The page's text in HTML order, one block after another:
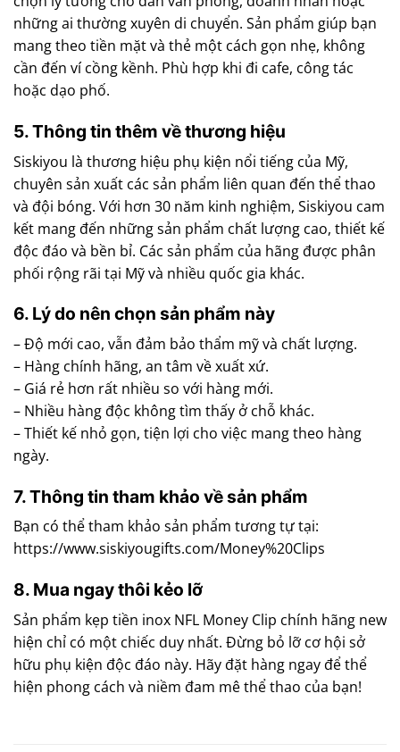
những ai thường xuyên di chuyển. Sản phẩm giúp bạn
mang theo tiền mặt và thẻ một cách gọn nhẹ, không
cần đến ví cồng kềnh. Phù hợp khi đi cafe, công tác
hoặc dạo phố.
5. Thông tin thêm về thương hiệu
Siskiyou là thương hiệu phụ kiện nổi tiếng của Mỹ,
chuyên sản xuất các sản phẩm liên quan đến thể thao
và đội bóng. Với hơn 30 năm kinh nghiệm, Siskiyou cam
kết mang đến những sản phẩm chất lượng cao, thiết kế
độc đáo và bền bỉ. Các sản phẩm của hãng được phân
phối rộng rãi tại Mỹ và nhiều quốc gia khác.
6. Lý do nên chọn sản phẩm này
– Độ mới cao, vẫn đảm bảo thẩm mỹ và chất lượng.
– Hàng chính hãng, an tâm về xuất xứ.
– Giá rẻ hơn rất nhiều so với hàng mới.
– Nhiều hàng độc không tìm thấy ở chỗ khác.
– Thiết kế nhỏ gọn, tiện lợi cho việc mang theo hàng
ngày.
7. Thông tin tham khảo về sản phẩm
Bạn có thể tham khảo sản phẩm tương tự tại:
https://www.siskiyougifts.com/Money%20Clips
8. Mua ngay thôi kẻo lỡ
Sản phẩm kẹp tiền inox NFL Money Clip chính hãng new
hiện chỉ có một chiếc duy nhất. Đừng bỏ lỡ cơ hội sở
hữu phụ kiện độc đáo này. Hãy đặt hàng ngay để thể
hiện phong cách và niềm đam mê thể thao của bạn!